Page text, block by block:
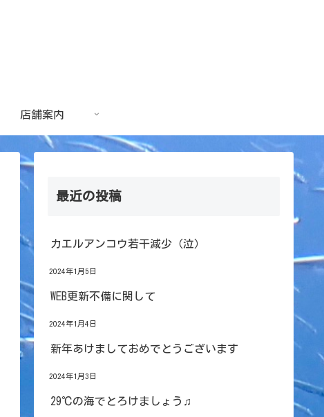
店舗案内
最近の投稿
カエルアンコウ若干減少（泣）
2024年1月5日
WEB更新不備に関して
2024年1月4日
新年あけましておめでとうございます
2024年1月3日
29℃の海でとろけましょう♫